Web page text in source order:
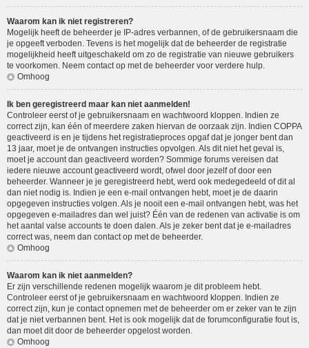
Waarom kan ik niet registreren?
Mogelijk heeft de beheerder je IP-adres verbannen, of de gebruikersnaam die
je opgeeft verboden. Tevens is het mogelijk dat de beheerder de registratie
mogelijkheid heeft uitgeschakeld om zo de registratie van nieuwe gebruikers
te voorkomen. Neem contact op met de beheerder voor verdere hulp.
Omhoog
Ik ben geregistreerd maar kan niet aanmelden!
Controleer eerst of je gebruikersnaam en wachtwoord kloppen. Indien ze
correct zijn, kan één of meerdere zaken hiervan de oorzaak zijn. Indien COPPA
geactiveerd is en je tijdens het registratieproces opgaf dat je jonger bent dan
13 jaar, moet je de ontvangen instructies opvolgen. Als dit niet het geval is,
moet je account dan geactiveerd worden? Sommige forums vereisen dat
iedere nieuwe account geactiveerd wordt, ofwel door jezelf of door een
beheerder. Wanneer je je geregistreerd hebt, werd ook medegedeeld of dit al
dan niet nodig is. Indien je een e-mail ontvangen hebt, moet je de daarin
opgegeven instructies volgen. Als je nooit een e-mail ontvangen hebt, was het
opgegeven e-mailadres dan wel juist? Één van de redenen van activatie is om
het aantal valse accounts te doen dalen. Als je zeker bent dat je e-mailadres
correct was, neem dan contact op met de beheerder.
Omhoog
Waarom kan ik niet aanmelden?
Er zijn verschillende redenen mogelijk waarom je dit probleem hebt.
Controleer eerst of je gebruikersnaam en wachtwoord kloppen. Indien ze
correct zijn, kun je contact opnemen met de beheerder om er zeker van te zijn
dat je niet verbannen bent. Het is ook mogelijk dat de forumconfiguratie fout is,
dan moet dit door de beheerder opgelost worden.
Omhoog